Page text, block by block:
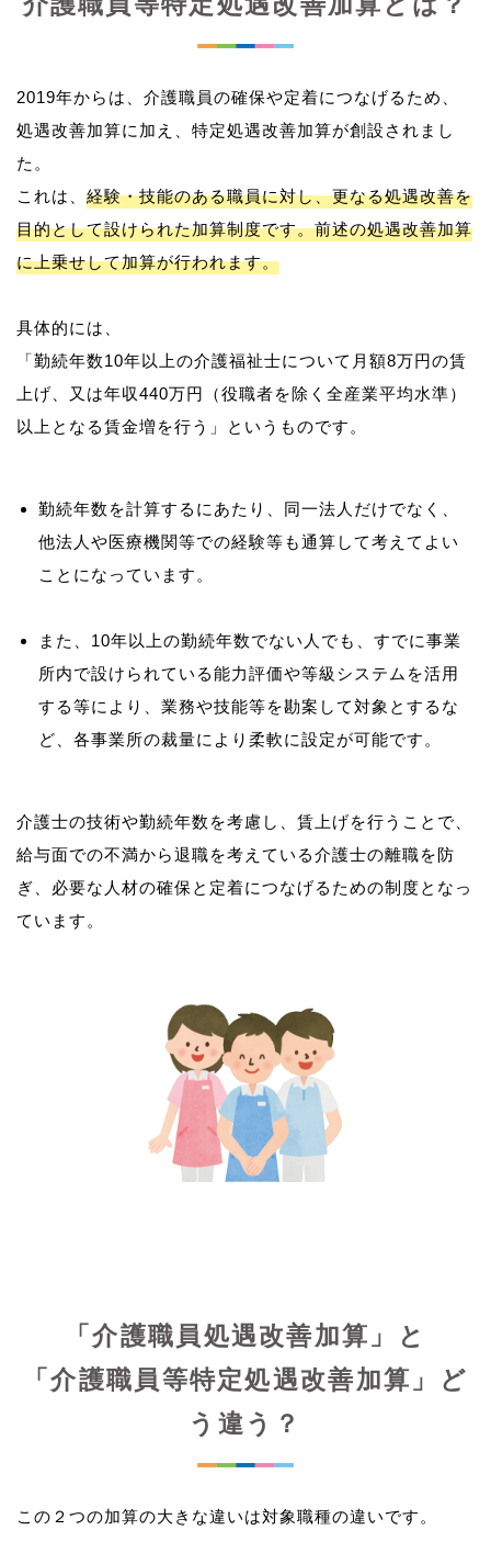
2019年からは、介護職員の確保や定着につなげるため、
処遇改善加算に加え、特定処遇改善加算が創設されまし
た。
これは、 経験・技能のある職員に対し、更なる処遇改善を
目的として設けられた加算制度です。前述の処遇改善加算
に上乗せして加算が行われます。
具体的には、
「勤続年数10年以上の介護福祉士について月額8万円の賃
上げ、又は年収440万円（役職者を除く全産業平均水準）
勤続年数を計算するにあたり、同一法人だけでなく、
他法人や医療機関等での経験等も通算して考えてよい
ことになっています。
また、10年以上の勤続年数でない人でも、すでに事業
所内で設けられている能力評価や等級システムを活用
する等により、業務や技能等を勘案して対象とするな
ど、各事業所の裁量により柔軟に設定が可能です。
介護士の技術や勤続年数を考慮し、賃上げを行うことで、
給与面での不満から退職を考えている介護士の離職を防
ぎ、必要な人材の確保と定着につなげるための制度となっ
ています。
「介護職員処遇改善加算」と
「介護職員等特定処遇改善加算」ど
う違う？
この２つの加算の大きな違いは対象職種の違いです。